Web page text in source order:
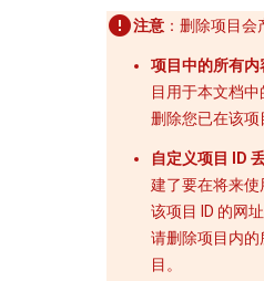
注意 ：删除项目会
项目中的所有内
目用于本文档
删除您已在该项
自定义项目 ID 丢
建了要在将来使
该项目 ID 的网
请删除项目内
目。